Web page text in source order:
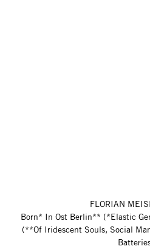
FLORIAN
Born* In Ost Berlin** (*Elastic
(**Of Iridescent Souls, Social